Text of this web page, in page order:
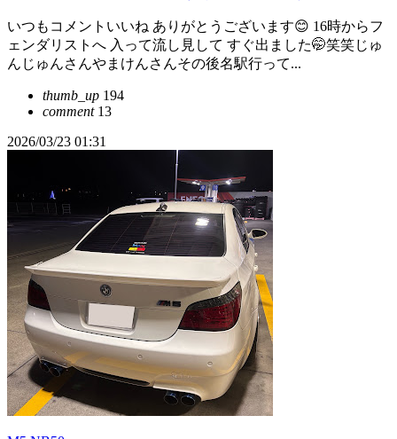
いつもコメントいいね ありがとうございます😊 16時からフ
ェンダリストへ 入って流し見して すぐ出ました🤭笑笑じゅ
んじゅんさんやまけんさんその後名駅行って...
thumb_up 194
comment13
2026/03/23 01:31